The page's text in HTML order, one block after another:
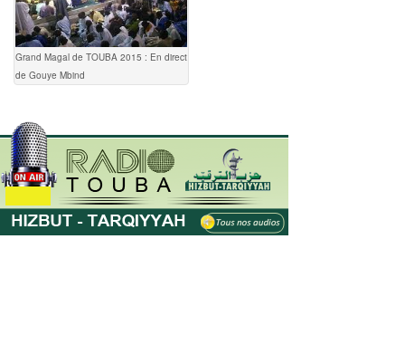
Grand Magal de TOUBA 2015 : En direct
de Gouye Mbind